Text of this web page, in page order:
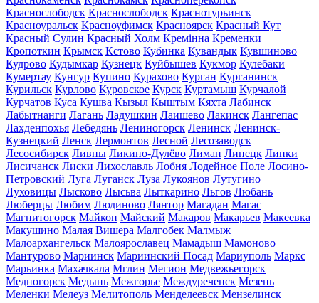
Краснослободск Краснослободск Краснотурьинск
Красноуральск Красноуфимск Красноярск Красный Кут
Красный Сулин Красный Холм Кремінна Кременки
Кропоткин Крымск Кстово Кубинка Кувандык Кувшиново
Кудрово Кудымкар Кузнецк Куйбышев Кукмор Кулебаки
Кумертау Кунгур Купино Курахово Курган Курганинск
Курильск Курлово Куровское Курск Куртамыш Курчалой
Курчатов Куса Кушва Кызыл Кыштым Кяхта Лабинск
Лабытнанги Лагань Ладушкин Лаишево Лакинск Лангепас
Лахденпохья Лебедянь Лениногорск Ленинск Ленинск-
Кузнецкий Ленск Лермонтов Лесной Лесозаводск
Лесосибирск Ливны Ликино-Дулёво Лиман Липецк Липки
Лисичанск Лиски Лихославль Лобня Лодейное Поле Лосино-
Петровский Луга Луганск Луза Лукоянов Лутугино
Луховицы Лысково Лысьва Лыткарино Льгов Любань
Люберцы Любим Людиново Лянтор Магадан Магас
Магнитогорск Майкоп Майский Макаров Макарьев Макеевка
Макушино Малая Вишера Малгобек Малмыж
Малоархангельск Малоярославец Мамадыш Мамоново
Мантурово Мариинск Мариинский Посад Мариуполь Маркс
Марьинка Махачкала Мглин Мегион Медвежьегорск
Медногорск Медынь Межгорье Междуреченск Мезень
Меленки Мелеуз Мелитополь Менделеевск Мензелинск